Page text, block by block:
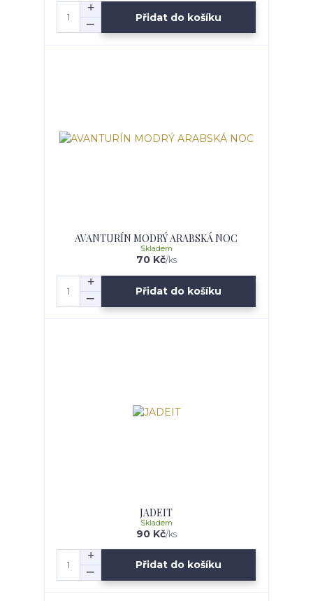
Přidat do košíku
AVANTURÍN MODRÝ ARABSKÁ NOC
70 Kč/ks
Skladem
Přidat do košíku
JADEIT
90 Kč/ks
Skladem
Přidat do košíku